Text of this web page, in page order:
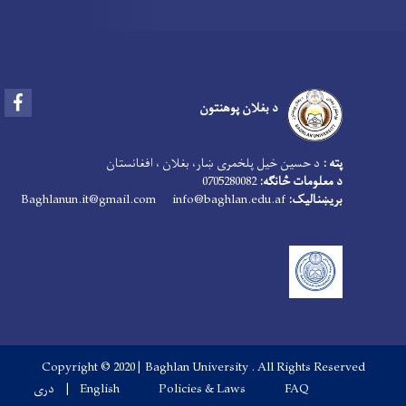
د بغلان پوهنتون
پته : د حسین خیل پلخمری ښار، بغلان ، افغانستان
د معلومات څانګه:0705280082
بریښنالیک:
Baghlanun.it@gmail.com info@baghlan.edu.af
Copyright © 2020 | Baghlan University . All Rights Reserved
Footer menu
FAQ
Policies & Laws
English دری